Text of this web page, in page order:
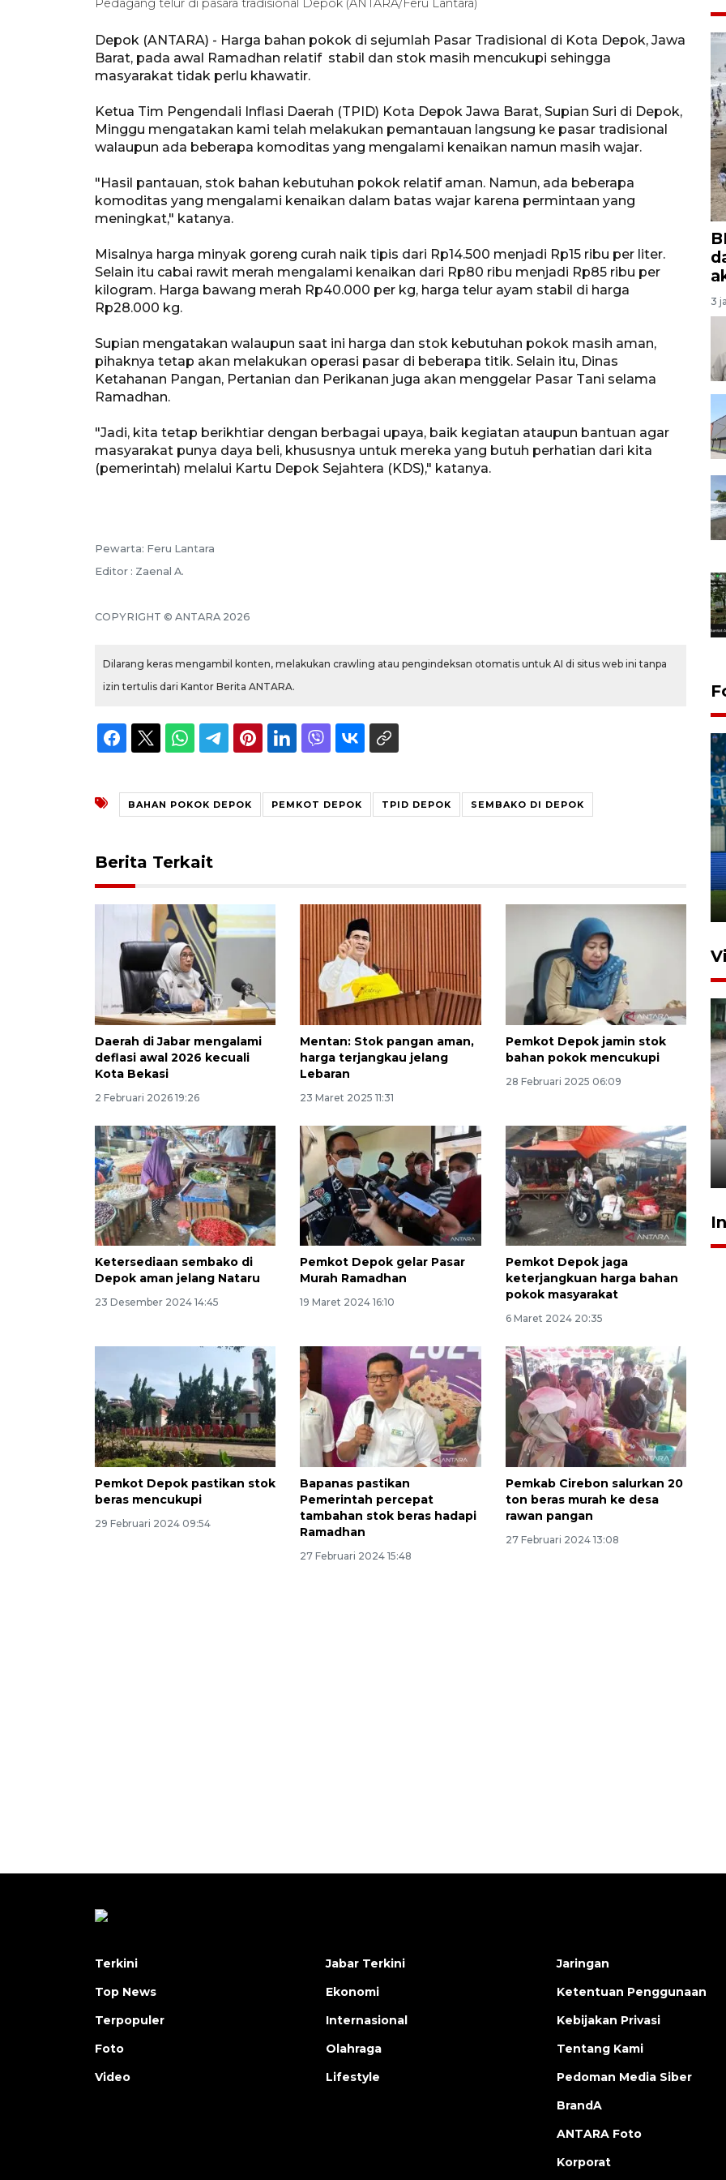
Pedagang telur di pasara tradisional Depok (ANTARA/Feru Lantara)
Depok (ANTARA) - Harga bahan pokok di sejumlah Pasar Tradisional di Kota Depok, Jawa
Barat, pada awal Ramadhan relatif stabil dan stok masih mencukupi sehingga
masyarakat tidak perlu khawatir.
Ketua Tim Pengendali Inflasi Daerah (TPID) Kota Depok Jawa Barat, Supian Suri di Depok,
Minggu mengatakan kami telah melakukan pemantauan langsung ke pasar tradisional
walaupun ada beberapa komoditas yang mengalami kenaikan namun masih wajar.
"Hasil pantauan, stok bahan kebutuhan pokok relatif aman. Namun, ada beberapa
komoditas yang mengalami kenaikan dalam batas wajar karena permintaan yang
meningkat," katanya.
Misalnya harga minyak goreng curah naik tipis dari Rp14.500 menjadi Rp15 ribu per liter.
Selain itu cabai rawit merah mengalami kenaikan dari Rp80 ribu menjadi Rp85 ribu per
kilogram. Harga bawang merah Rp40.000 per kg, harga telur ayam stabil di harga
Rp28.000 kg.
Supian mengatakan walaupun saat ini harga dan stok kebutuhan pokok masih aman,
pihaknya tetap akan melakukan operasi pasar di beberapa titik. Selain itu, Dinas
Ketahanan Pangan, Pertanian dan Perikanan juga akan menggelar Pasar Tani selama
Ramadhan.
"Jadi, kita tetap berikhtiar dengan berbagai upaya, baik kegiatan ataupun bantuan agar
masyarakat punya daya beli, khususnya untuk mereka yang butuh perhatian dari kita
(pemerintah) melalui Kartu Depok Sejahtera (KDS)," katanya.
Pewarta: Feru Lantara
Editor : Zaenal A.
COPYRIGHT © ANTARA 2026
Dilarang keras mengambil konten, melakukan crawling atau pengindeksan otomatis untuk AI di situs web ini tanpa
izin tertulis dari Kantor Berita ANTARA.
BAHAN POKOK DEPOK PEMKOT DEPOK TPID DEPOK SEMBAKO DI DEPOK
Berita Terkait
Daerah di Jabar mengalami
deflasi awal 2026 kecuali
Kota Bekasi
2 Februari 2026 19:26
Mentan: Stok pangan aman,
harga terjangkau jelang
Lebaran
23 Maret 2025 11:31
Pemkot Depok jamin stok
bahan pokok mencukupi
28 Februari 2025 06:09
Ketersediaan sembako di
Depok aman jelang Nataru
23 Desember 2024 14:45
Pemkot Depok gelar Pasar
Murah Ramadhan
19 Maret 2024 16:10
Pemkot Depok jaga
keterjangkuan harga bahan
pokok masyarakat
6 Maret 2024 20:35
Pemkot Depok pastikan stok
beras mencukupi
29 Februari 2024 09:54
Bapanas pastikan
Pemerintah percepat
tambahan stok beras hadapi
Ramadhan
27 Februari 2024 15:48
Pemkab Cirebon salurkan 20
ton beras murah ke desa
rawan pangan
27 Februari 2024 13:08
3
tetap kewenangan aparat
penegak hukum
29 Juli 2026 00:31
Terkini
Top News
Terpopuler
Foto
Video
Jabar Terkini
Ekonomi
Internasional
Olahraga
Lifestyle
Jaringan
Ketentuan Penggunaan
Kebijakan Privasi
Tentang Kami
Pedoman Media Siber
BrandA
ANTARA Foto
Korporat